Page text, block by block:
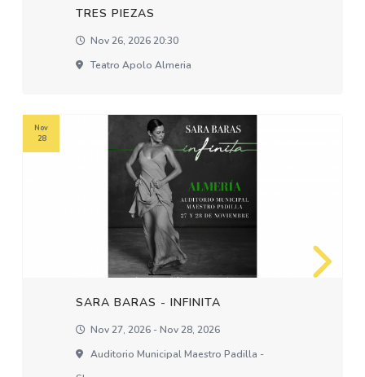
TRES PIEZAS
Nov 26, 2026 20:30
Teatro Apolo Almeria
SARA BARAS - INFINITA
Nov 27, 2026 - Nov 28, 2026
Auditorio Municipal Maestro Padilla -
Nov
28